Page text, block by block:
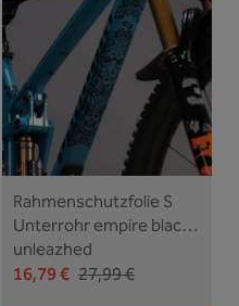
Rahmenschutzfolie S
Unterrohr empire black -
unleazhed
16,79 € 27,99 €